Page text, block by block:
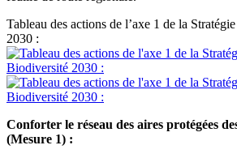
Tableau des actions de l’axe 1 de la
2030 :
Conforter le réseau des aires protégées
(Mesure 1) :